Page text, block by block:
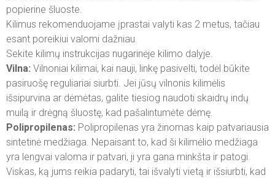
popierine šluoste.
Kilimus rekomenduojame įprastai valyti kas 2 metus, tačiau
esant poreikiui valomi dažniau.
Sekite kilimų instrukcijas nugarinėje kilimo dalyje.
Vilna: Vilnoniai kilimai, kai nauji, linkę pasivelti, todėl būkite
pasiruošę reguliariai siurbti. Jei jūsų vilnonis kilimėlis
išsipurvina ar dėmėtas, galite tiesiog naudoti skaidrų indų
muilą ir drėgną šluostę, kad pašalintumėte dėmę.
Polipropilenas: Polipropilenas yra žinomas kaip patvariausia
sintetinė medžiaga. Nepaisant to, kad ši kilimėlio medžiaga
yra lengvai valoma ir patvari, ji yra gana minkšta ir patogi.
Viskas, ką jums reikia padaryti, tai išvalyti vietą ir išsiurbti, kad